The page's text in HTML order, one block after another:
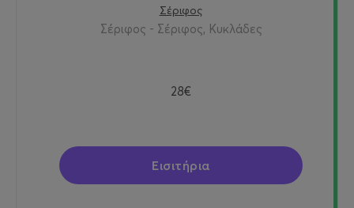
Σέριφος
Σέριφος - Σέριφος, Κυκλάδες
28€
Εισιτήρια